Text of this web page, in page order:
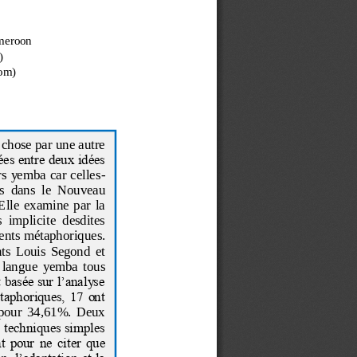
par une autre
entre deux idées
yemba car celles-
dans  le  Nouveau
examine  par  la
implicite  desdites
métaphoriques.
Louis  Segond  et
langue  yemba  tous
sur l’analyse
17 ont
34,61%.  Deux
simples
pour ne citer que